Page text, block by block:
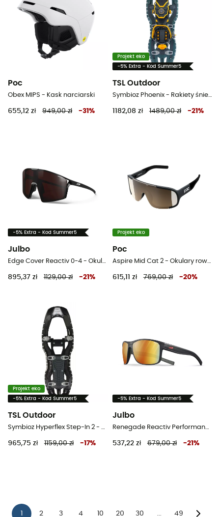
Poc
Obex MIPS - Kask narciarski
655,12 zł 949,00 zł -31 %
Projekt eko
-5% Extra - Kod Summer5
TSL Outdoor
Symbioz Phoenix - Rakiety śnieżne
1182,08 zł 1489,00 zł -21 %
-5% Extra - Kod Summer5
Julbo
Edge Cover Reactiv 0-4 - Okulary przeciwsłoneczne
895,37 zł 1129,00 zł -21 %
Projekt eko
Poc
Aspire Mid Cat 2 - Okulary rowerowe
615,11 zł 769,00 zł -20%
Projekt eko
-5% Extra - Kod Summer5
TSL Outdoor
Symbioz Hyperflex Step-In 2 - Rakiety śnieżne
965,75 zł 1159,00 zł -17%
-5% Extra - Kod Summer5
Julbo
Renegade Reactiv Performance 1-3 - Okulary przeciwsłoneczne meski
537,22 zł 679,00 zł -21 %
2 3 4 10 20 30 49